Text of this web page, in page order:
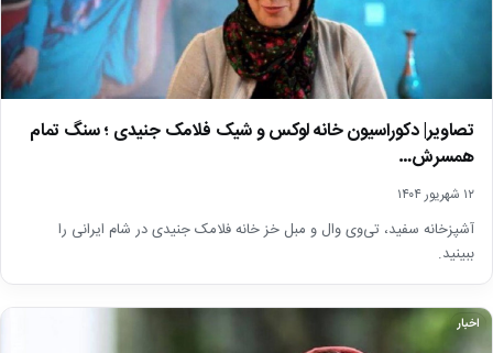
تصاویر| دکوراسیون خانه لوکس و شیک فلامک جنیدی ؛ سنگ تمام
همسرش…
۱۲ شهریور ۱۴۰۴
آشپزخانه سفید، تی‌وی وال و مبل خز خانه فلامک جنیدی در شام ایرانی را
ببینید.
اخبار